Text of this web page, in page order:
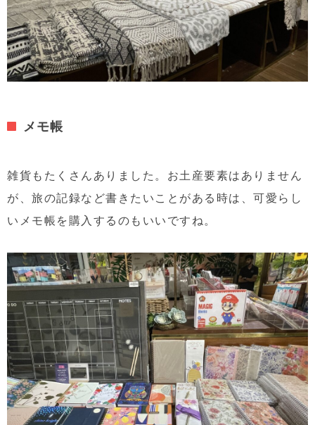
メモ帳
雑貨もたくさんありました。お土産要素はありません
が、旅の記録など書きたいことがある時は、可愛らし
いメモ帳を購入するのもいいですね。